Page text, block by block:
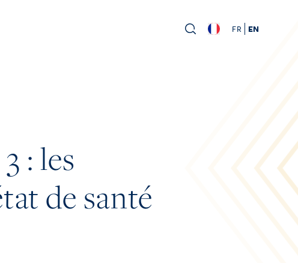
FR EN
: les
de santé